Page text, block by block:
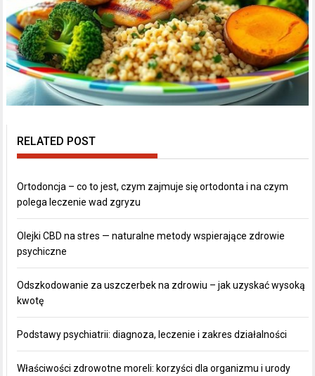
RELATED POST
Ortodoncja – co to jest, czym zajmuje się ortodonta i na czym
polega leczenie wad zgryzu
Olejki CBD na stres — naturalne metody wspierające zdrowie
psychiczne
Odszkodowanie za uszczerbek na zdrowiu – jak uzyskać wysoką
kwotę
Podstawy psychiatrii: diagnoza, leczenie i zakres działalności
Właściwości zdrowotne moreli: korzyści dla organizmu i urody